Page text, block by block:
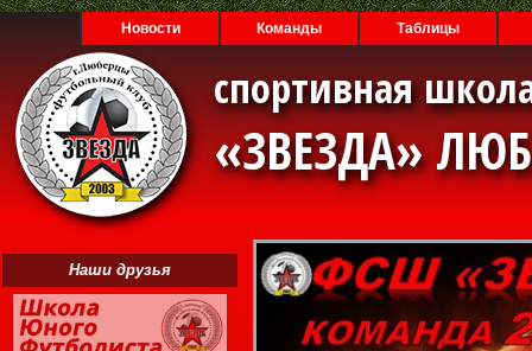
Новости Команды Таблицы
спортивная
«ЗВЕЗДА»
Наши друзья